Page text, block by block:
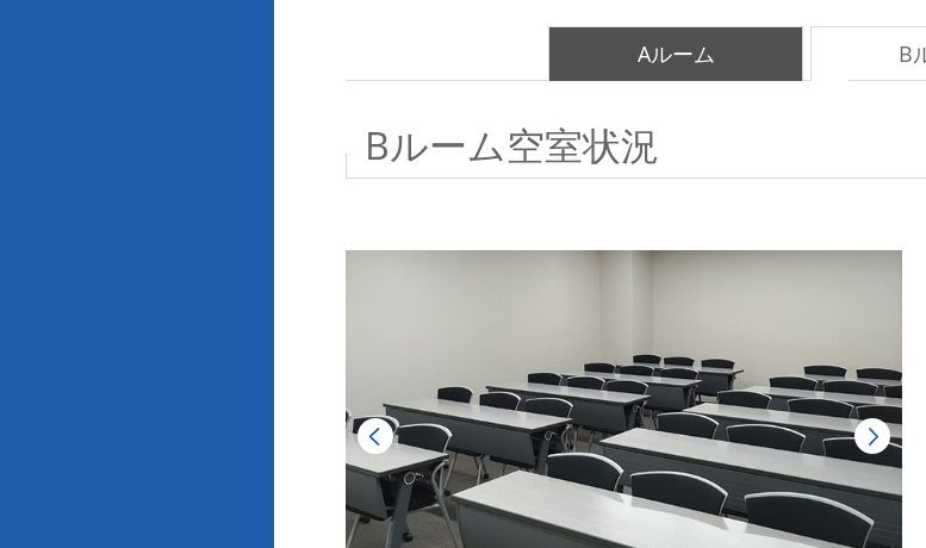
Aルーム B
Bルーム空室状況